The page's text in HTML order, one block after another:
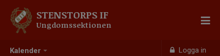
Kalender Logga in
STENSTORPS IF
Ungdomssektionen